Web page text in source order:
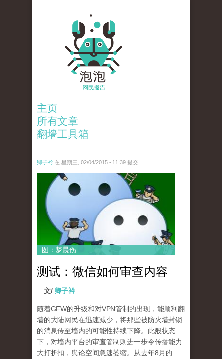
主页
所有文章
翻墙工具箱
卿子衿 在 星期三, 02/04/2015 - 11:39 提交
untitled.jpg
图：梦晨伤
测试：微信如何审查内容
文/ 卿子衿
随着GFW的升级和对VPN管制的出现，能顺利翻
墙的大陆网民在迅速减少，将那些被防火墙封锁
的消息传至墙内的可能性持续下降。此般状态
下，对墙内平台的审查管制则进一步令传播能力
大打折扣，舆论空间急速萎缩。从去年8月的